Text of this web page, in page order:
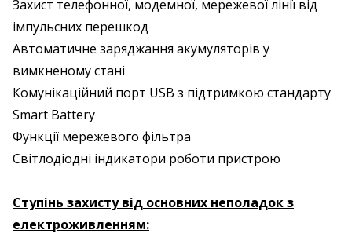
Захист телефонної, модемної, мережевої лінії від
імпульсних перешкод
Автоматичне заряджання акумуляторів у
вимкненому стані
Комунікаційний порт USB з підтримкою стандарту
Smart Battery
Функції мережевого фільтра
Світлодіодні індикатори роботи пристрою
Ступінь захисту від основних неполадок з
електроживленням: